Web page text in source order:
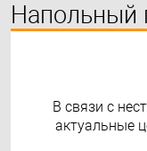
Напольный
В связи с
актуальные